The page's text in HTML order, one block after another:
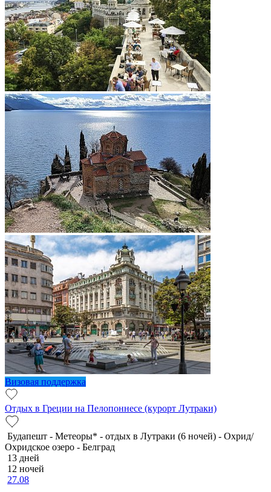
Визовая поддержка
Отдых в Греции на Пелопоннесе (курорт Лутраки)
Будапешт - Метеоры* - отдых в Лутраки (6 ночей) - Охрид/
Охридское озеро - Белград
13 дней
12 ночей
27.08